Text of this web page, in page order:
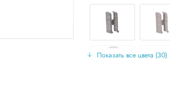
Показать все цвета (30)